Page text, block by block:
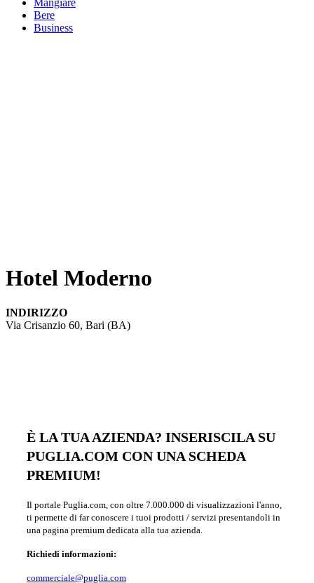
Mangiare
Bere
Business
Hotel Moderno
INDIRIZZO
Via Crisanzio 60, Bari (BA)
È LA TUA AZIENDA? INSERISCILA SU
PUGLIA.COM CON UNA SCHEDA
PREMIUM!
Il portale Puglia.com, con oltre 7.000.000 di visualizzazioni l'anno,
ti permette di far conoscere i tuoi prodotti / servizi presentandoli in
una pagina premium dedicata alla tua azienda.
Richiedi informazioni:
commerciale@puglia.com